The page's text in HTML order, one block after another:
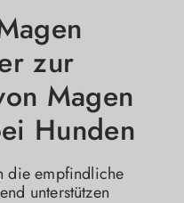
zur
Magen
Hunden
die empfindliche
unterstützen